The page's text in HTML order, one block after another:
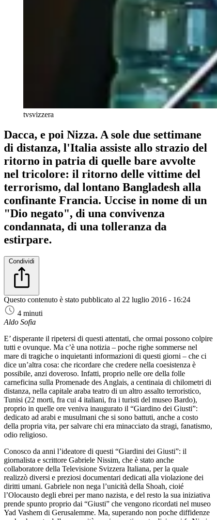
tvsvizzera
Dacca, e poi Nizza. A sole due settimane
di distanza, l'Italia assiste allo strazio del
ritorno in patria di quelle bare avvolte
nel tricolore: il ritorno delle vittime del
terrorismo, dal lontano Bangladesh alla
confinante Francia. Uccise in nome di un
"Dio negato", di una convivenza
condannata, di una tolleranza da
estirpare.
Condividi
Questo contenuto è stato pubblicato al 22 luglio 2016 - 16:24
4 minuti
Aldo Sofia
E’ disperante il ripetersi di questi attentati, che ormai possono colpire
tutti e ovunque. Ma c’è una notizia – poche righe sommerse nel
mare di tragiche o inquietanti informazioni di questi giorni – che ci
dice un’altra cosa: che ricordare che credere nella coesistenza è
possibile, anzi doveroso. Infatti, proprio nelle ore della folle
carneficina sulla Promenade des Anglais, a centinaia di chilometri di
distanza, nella capitale araba teatro di un altro assalto terroristico,
Tunisi (22 morti, fra cui 4 italiani, fra i turisti del museo Bardo),
proprio in quelle ore veniva inaugurato il “Giardino dei Giusti”:
dedicato ad arabi e musulmani che si sono battuti, anche a costo
della propria vita, per salvare chi era minacciato da stragi, fanatismo,
odio religioso.
Conosco da anni l’ideatore di questi “Giardini dei Giusti”: il
giornalista e scrittore Gabriele Nissim, che è stato anche
collaboratore della Televisione Svizzera Italiana, per la quale
realizzò diversi e preziosi documentari dedicati alla violazione dei
diritti umani. Gabriele non nega l’unicità della Shoah, cioié
l’Olocausto degli ebrei per mano nazista, e del resto la sua iniziativa
prende spunto proprio dai “Giusti” che vengono ricordati nel museo
Yad Vashem di Gerusalemme. Ma, superando non poche diffidenze